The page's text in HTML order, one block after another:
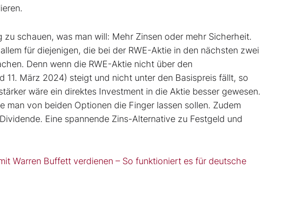
schauen, was man will: Mehr Zinsen oder mehr Sicherheit.
für diejenigen, die bei der RWE-Aktie in den nächsten zwei
Denn wenn die RWE-Aktie nicht über den
11. März 2024) steigt und nicht unter den Basispreis fällt, so
wäre ein direktes Investment in die Aktie besser gewesen.
man von beiden Optionen die Finger lassen sollen. Zudem
Eine spannende Zins-Alternative zu Festgeld und
Warren Buffett verdienen – So funktioniert es für deutsche